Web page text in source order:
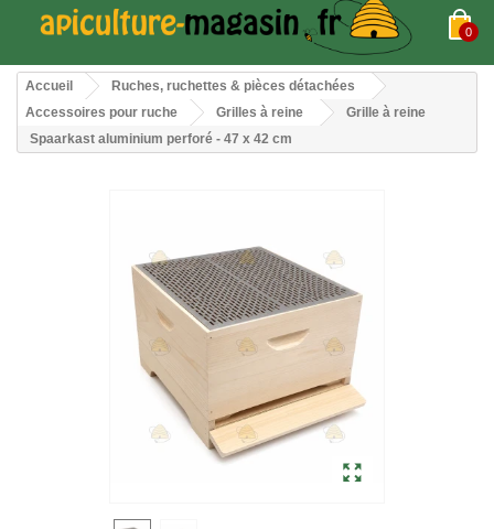
0
Accueil
Ruches, ruchettes & pièces détachées
Accessoires pour ruche
Grilles à reine
Grille à reine
Spaarkast aluminium perforé - 47 x 42 cm